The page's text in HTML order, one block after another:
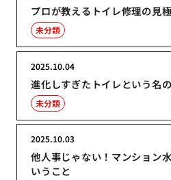
プロが教えるトイレ修理の見
未分類
進化しすぎたトイレという名
2025.10.04
未分類
他人事じゃない！マンション
いうこと
2025.10.03